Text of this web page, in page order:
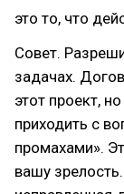
это то, что
Совет.
задачах.
этот проект,
приходить с
промахами».
вашу